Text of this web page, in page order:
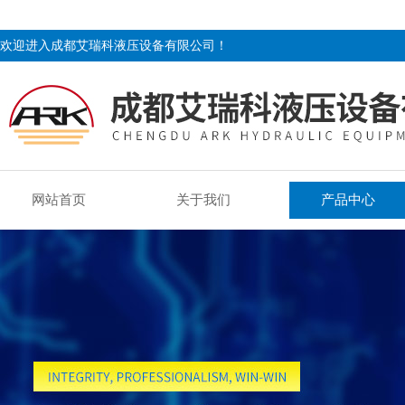
欢迎进入成都艾瑞科液压设备有限公司！
网站首页 关于我们 产品中心